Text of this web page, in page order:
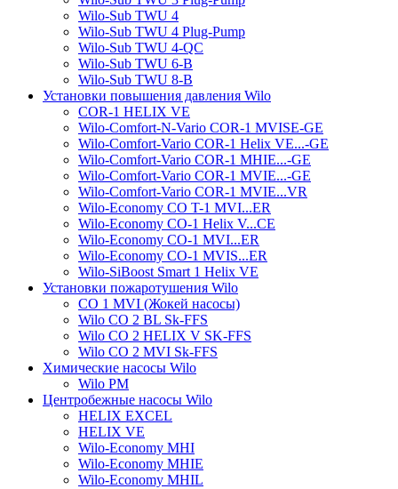
Wilo-Sub TWU 4
Wilo-Sub TWU 4 Plug-Pump
Wilo-Sub TWU 4-QC
Wilo-Sub TWU 6-B
Wilo-Sub TWU 8-B
Установки повышения давления Wilo
COR-1 HELIX VE
Wilo-Comfort-N-Vario COR-1 MVISE-GE
Wilo-Comfort-Vario COR-1 Helix VE...-GE
Wilo-Comfort-Vario COR-1 MHIE...-GE
Wilo-Comfort-Vario COR-1 MVIE...-GE
Wilo-Comfort-Vario COR-1 MVIE...VR
Wilo-Economy CO T-1 MVI...ER
Wilo-Economy CO-1 Helix V...CE
Wilo-Economy CO-1 MVI...ER
Wilo-Economy CO-1 MVIS...ER
Wilo-SiBoost Smart 1 Helix VE
Установки пожаротушения Wilo
CO 1 MVI (Жокей насосы)
Wilo CO 2 BL Sk-FFS
Wilo CO 2 HELIX V SK-FFS
Wilo CO 2 MVI Sk-FFS
Химические насосы Wilo
Wilo PM
Центробежные насосы Wilo
HELIX EXCEL
HELIX VE
Wilo-Economy MHI
Wilo-Economy MHIE
Wilo-Economy MHIL